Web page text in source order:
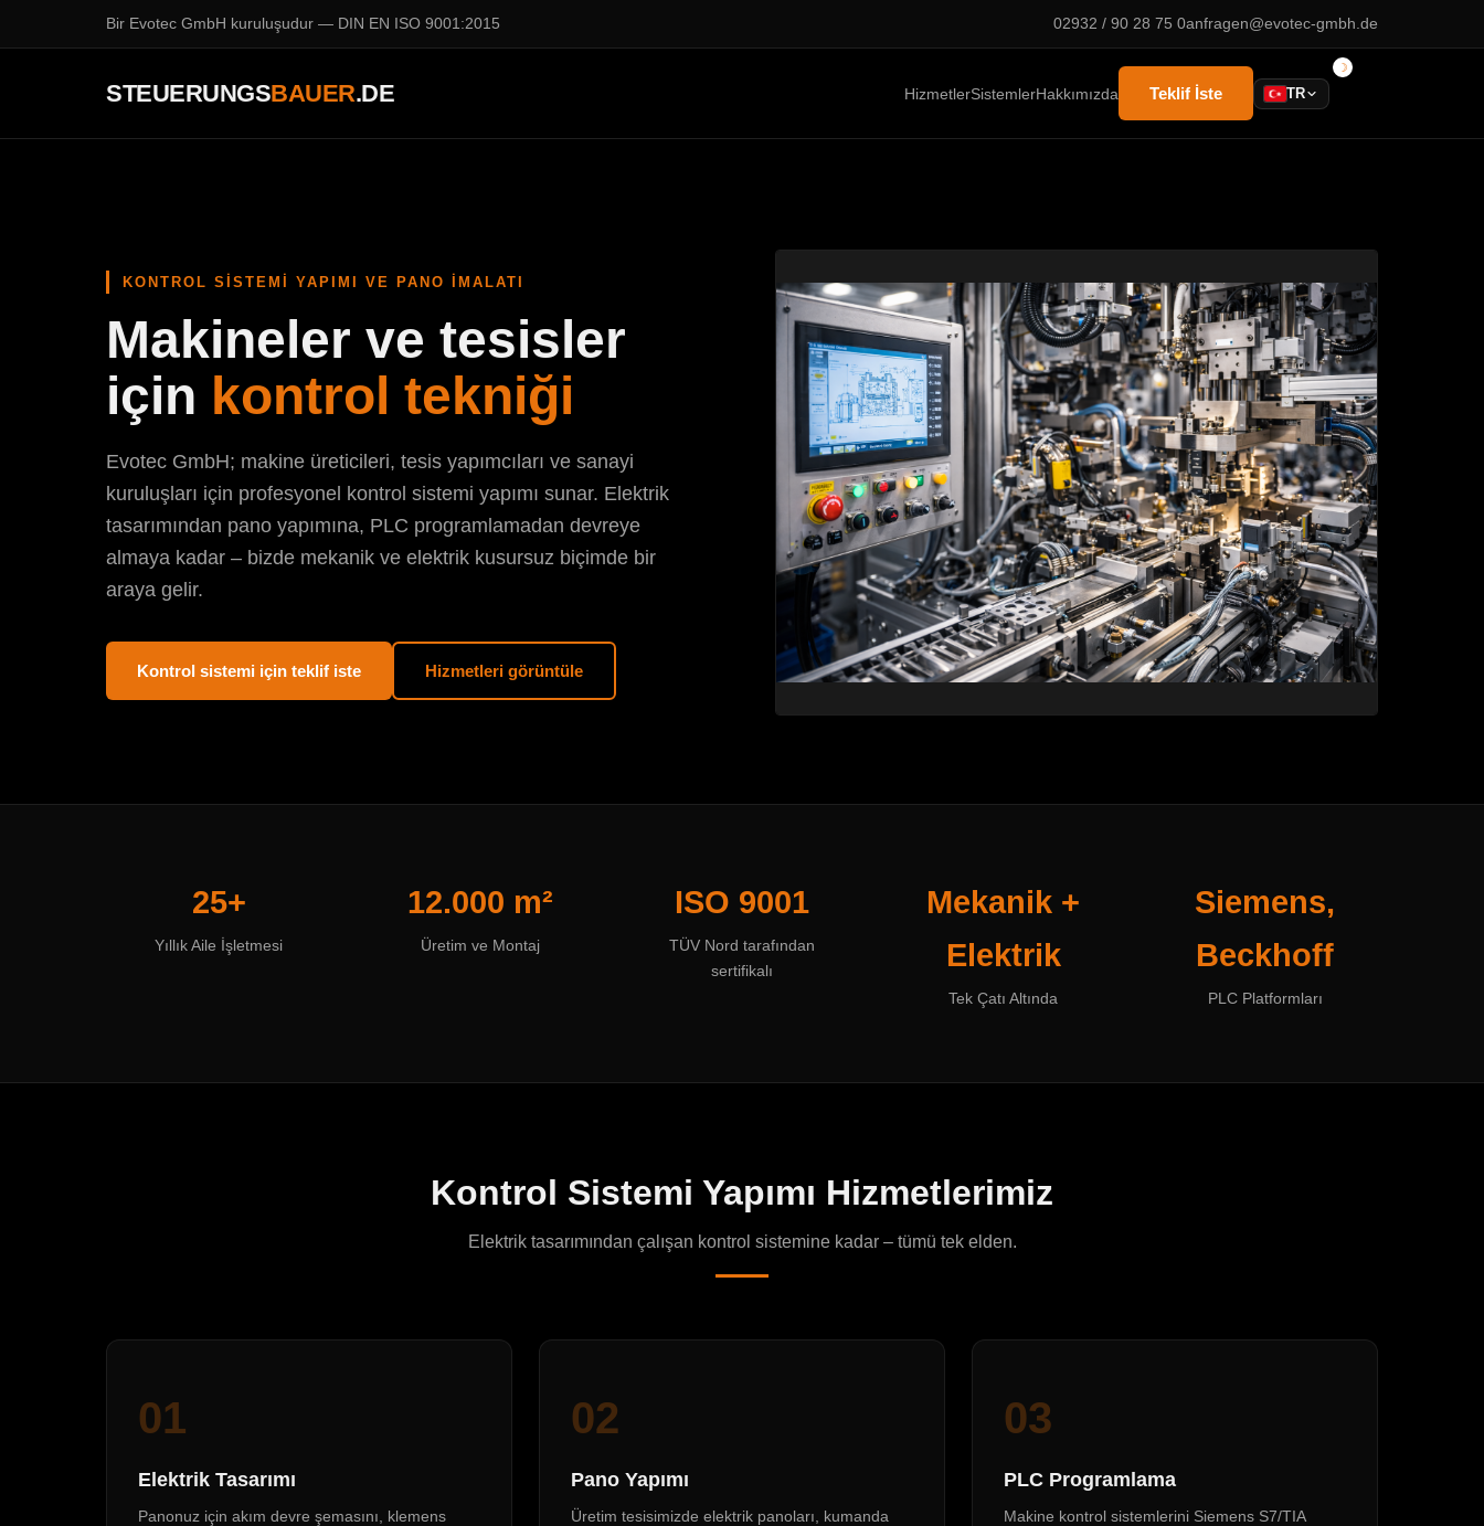
Bir Evotec GmbH kuruluşudur — DIN EN ISO 9001:2015 02932 / 90 28 75 0anfragen@evotec-gmbh.de
STEUERUNGSBAUER.DE HizmetlerSistemlerHakkımızda Teklif İste TR
KONTROL SISTEMI YAPIMI VE PANO İMALATI
Makineler ve tesisler
için kontrol tekniği
Evotec GmbH; makine üreticileri, tesis yapımcıları ve sanayi
kuruluşları için profesyonel kontrol sistemi yapımı sunar. Elektrik
tasarımından pano yapımına, PLC programlamadan devreye
almaya kadar – bizde mekanik ve elektrik kusursuz biçimde bir
araya gelir.
Kontrol sistemi için teklif iste Hizmetleri görüntüle
25+
Yıllık Aile İşletmesi
12.000 m²
Üretim ve Montaj
ISO 9001
TÜV Nord tarafından
sertifikalı
Mekanik +
Elektrik
Tek Çatı Altında
Siemens,
Beckhoff
PLC Platformları
Kontrol Sistemi Yapımı Hizmetlerimiz
Elektrik tasarımından çalışan kontrol sistemine kadar – tümü tek elden.
01
Elektrik Tasarımı
Panonuz için akım devre şemasını, klemens
02
Pano Yapımı
Üretim tesisimizde elektrik panoları, kumanda
03
PLC Programlama
Makine kontrol sistemlerini Siemens S7/TIA